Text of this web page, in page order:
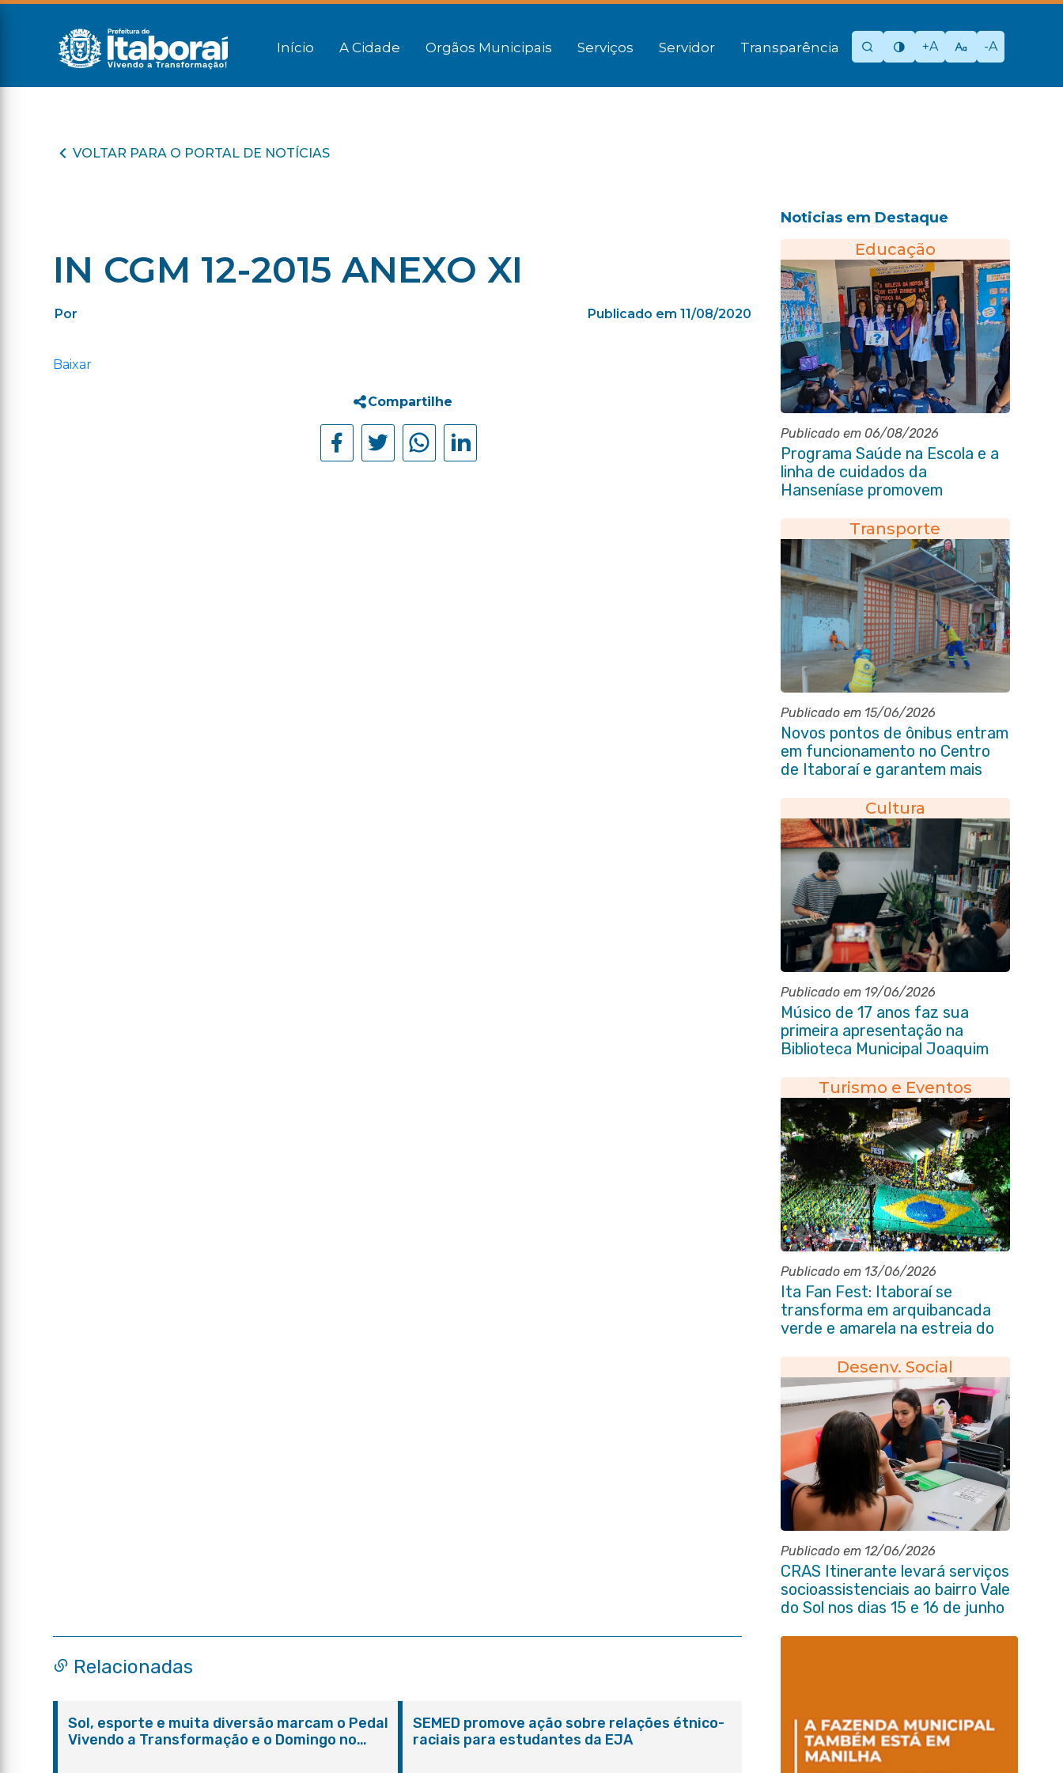
Início A Cidade Orgãos Municipais Serviços Servidor Transparência +A -A
VOLTAR PARA O PORTAL DE NOTÍCIAS
IN CGM 12-2015 ANEXO XI
Por Publicado em 11/08/2020
Baixar
Compartilhe
Noticias em Destaque
Educação
Publicado em 06/08/2026
Programa Saúde na Escola e a
linha de cuidados da
Hanseníase promovem
hanseníase na E.M Adelaide de
Magalhães Seabra
Transporte
Publicado em 15/06/2026
Novos pontos de ônibus entram
em funcionamento no Centro
de Itaboraí e garantem mais
Cultura
Publicado em 19/06/2026
Músico de 17 anos faz sua
primeira apresentação na
Biblioteca Municipal Joaquim
Turismo e Eventos
Publicado em 13/06/2026
Ita Fan Fest: Itaboraí se
transforma em arquibancada
verde e amarela na estreia do
Desenv. Social
Publicado em 12/06/2026
CRAS Itinerante levará serviços
socioassistenciais ao bairro Vale
do Sol nos dias 15 e 16 de junho
Relacionadas
Sol, esporte e muita diversão marcam o Pedal
Vivendo a Transformação e o Domingo no
SEMED promove ação sobre relações étnico-
raciais para estudantes da EJA